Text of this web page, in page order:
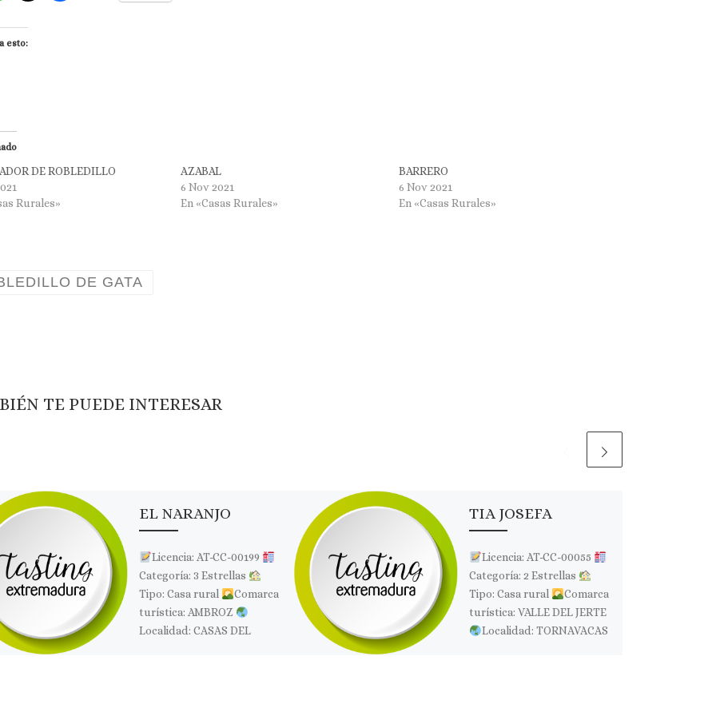
esto:
DE ROBLEDILLO
Rurales»
AZABAL
6 Nov 2021
En «Casas Rurales»
BARRERO
6 Nov 2021
En «Casas Rurales»
DE GATA
TE PUEDE INTERESAR
EL NARANJO
Licencia: AT-CC-00199
Categoría: 3 Estrellas
Tipo: Casa rural
Comarca
turística: AMBROZ
Localidad: CASAS DEL
TIA JOSEFA
Licencia: AT-CC-00055
Categoría: 2 Estrellas
Tipo: Casa rural
Comarca
turística: VALLE DEL JERTE
Localidad: TORNAVACAS